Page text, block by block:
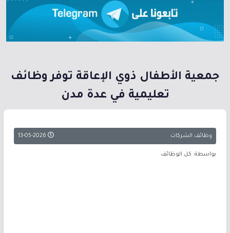
جمعية الأطفال ذوي الإعاقة توفر وظائف
تعليمية في عدة مدن
وظائف الشركات 13-05-2026
بواسطة: كل الوظائف